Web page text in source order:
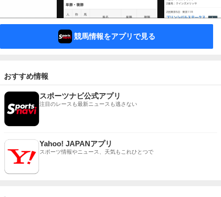
競馬情報をアプリで見る
おすすめ情報
スポーツナビ公式アプリ
注目のレースも最新ニュースも逃さない
Yahoo! JAPANアプリ
スポーツ情報やニュース、天気もこれひとつで